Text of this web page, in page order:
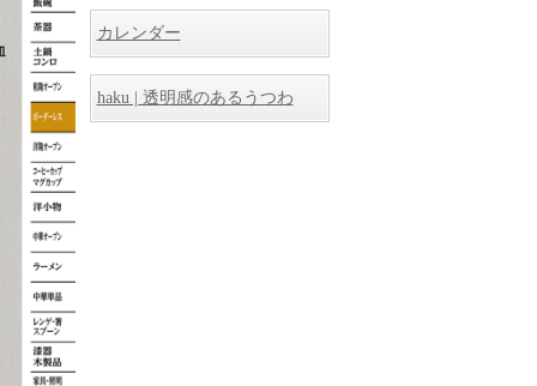
カレンダー
haku | 透明感のあるうつわ